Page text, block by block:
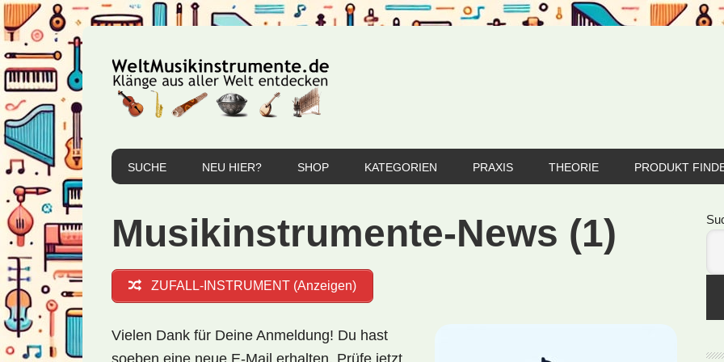
Zur
Hauptnavigation
springen
Zum
Inhalt
springen
Zur
Seitenspalte
springen
SUCHE NEU HIER? SHOP KATEGORIEN PRAXIS THEORIE PRODUKT
Musikinstrumente-News (1)
ZUFALL-INSTRUMENT (Anzeigen)
Vielen Dank für Deine Anmeldung! Du hast
soeben eine neue E-Mail erhalten. Prüfe jetzt